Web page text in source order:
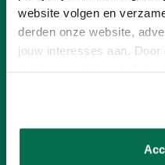
website volgen en
derden onze website,
jouw interesses aan.
Verf